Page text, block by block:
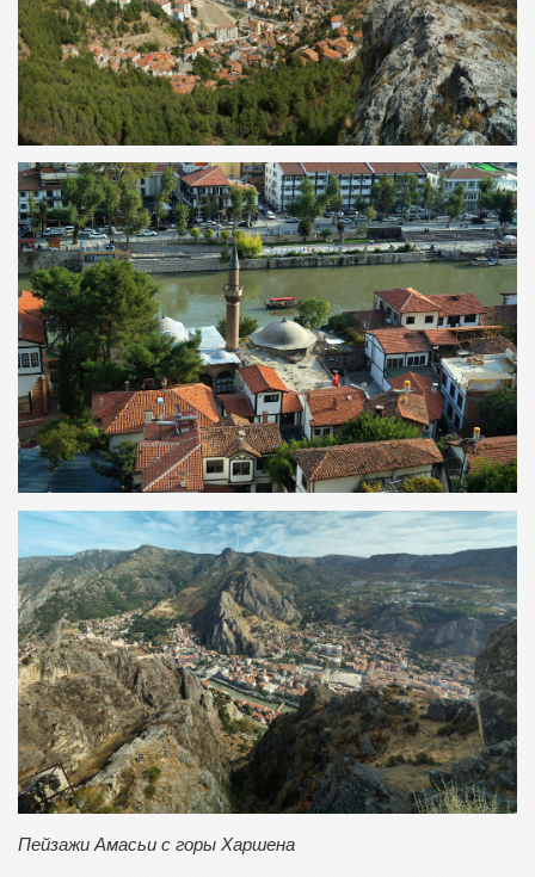
Пейзажи Амасьи с горы Харшена